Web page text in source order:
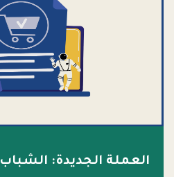
العملة الجديدة: الشباب